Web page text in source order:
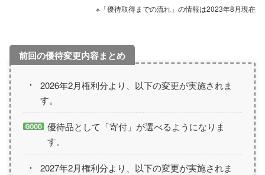
※「優待取得までの流れ」の情報は2023年8月現在
2026年2月権利分より、以下の変更が実施されま
す。
優待品として「寄付」が選べるようになりま
す。
2027年2月権利分より、以下の変更が実施されま